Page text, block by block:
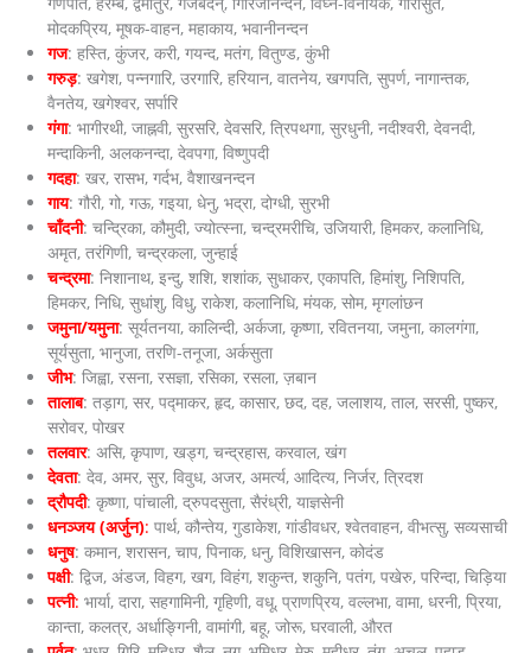
मोदकप्रिय, मूषक-वाहन, महाकाय, भवानीनन्दन
गज: हस्ति, कुंजर, करी, गयन्द, मतंग, वितुण्ड, कुंभी
गरुड़: खगेश, पन्नगारि, उरगारि, हरियान, वातनेय, खगपति, सुपर्ण, नागान्तक,
वैनतेय, खगेश्वर, सर्पारि
गंगा: भागीरथी, जाह्नवी, सुरसरि, देवसरि, त्रिपथगा, सुरधुनी, नदीश्वरी, देवनदी,
मन्दाकिनी, अलकनन्दा, देवपगा, विष्णुपदी
गदहा: खर, रासभ, गर्दभ, वैशाखनन्दन
गाय: गौरी, गो, गऊ, गइया, धेनु, भद्रा, दोग्धी, सुरभी
चाँदनी: चन्द्रिका, कौमुदी, ज्योत्स्ना, चन्द्रमरीचि, उजियारी, हिमकर, कलानिधि,
अमृत, तरंगिणी, चन्द्रकला, जुन्हाई
चन्द्रमा: निशानाथ, इन्दु, शशि, शशांक, सुधाकर, एकापति, हिमांशु, निशिपति,
हिमकर, निधि, सुधांशु, विधु, राकेश, कलानिधि, मंयक, सोम, मृगलांछन
जमुना/यमुना: सूर्यतनया, कालिन्दी, अर्कजा, कृष्णा, रवितनया, जमुना, कालगंगा,
सूर्यसुता, भानुजा, तरणि-तनूजा, अर्कसुता
जीभ: जिह्वा, रसना, रसज्ञा, रसिका, रसला, ज़बान
तालाब: तड़ाग, सर, प‌द्माकर, हृद, कासार, छद, दह, जलाशय, ताल, सरसी, पुष्कर,
सरोवर, पोखर
तलवार: असि, कृपाण, खड्ग, चन्द्रहास, करवाल, खंग
देवता: देव, अमर, सुर, विवुध, अजर, अमर्त्य, आदित्य, निर्जर, त्रिदश
द्रौपदी: कृष्णा, पांचाली, द्रुपदसुता, सैरंध्री, याज्ञसेनी
धनञ्जय (अर्जुन): पार्थ, कौन्तेय, गुडाकेश, गांडीवधर, श्वेतवाहन, वीभत्सु, सव्यसाची
धनुष: कमान, शरासन, चाप, पिनाक, धनु, विशिखासन, कोदंड
पक्षी: द्विज, अंडज, विहग, खग, विहंग, शकुन्त, शकुनि, पतंग, पखेरु, परिन्दा, चिड़िया
पत्नी: भार्या, दारा, सहगामिनी, गृहिणी, वधू, प्राणप्रिय, वल्लभा, वामा, धरनी, प्रिया,
कान्ता, कलत्र, अर्धाङ्गिनी, वामांगी, बहू, जोरू, घरवाली, औरत